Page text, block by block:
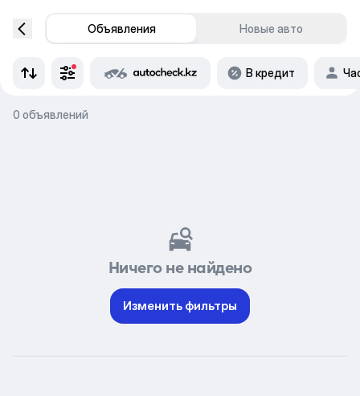
Объявления Новые авто
В кредит
0 объявлений
Ничего не найдено
Изменить фильтры